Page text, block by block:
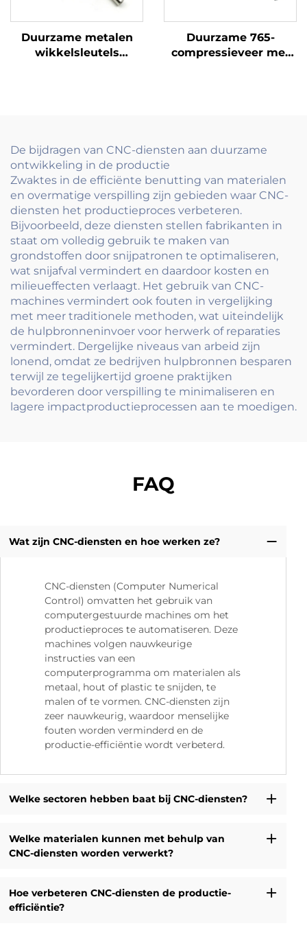
Duurzame metalen
wikkelsleutels
Duurzame 765-
compressieveer met
De bijdragen van CNC-diensten aan duurzame
ontwikkeling in de productie
Zwaktes in de efficiënte benutting van materialen
en overmatige verspilling zijn gebieden waar CNC-
diensten het productieproces verbeteren.
Bijvoorbeeld, deze diensten stellen fabrikanten in
staat om volledig gebruik te maken van
grondstoffen door snijpatronen te optimaliseren,
wat snijafval vermindert en daardoor kosten en
milieueffecten verlaagt. Het gebruik van CNC-
machines vermindert ook fouten in vergelijking
met meer traditionele methoden, wat uiteindelijk
de hulpbronneninvoer voor herwerk of reparaties
vermindert. Dergelijke niveaus van arbeid zijn
lonend, omdat ze bedrijven hulpbronnen besparen
terwijl ze tegelijkertijd groene praktijken
bevorderen door verspilling te minimaliseren en
lagere impactproductieprocessen aan te moedigen.
FAQ
Wat zijn CNC-diensten en hoe werken ze?
CNC-diensten (Computer Numerical
Control) omvatten het gebruik van
computergestuurde machines om het
productieproces te automatiseren. Deze
machines volgen nauwkeurige
instructies van een
computerprogramma om materialen als
metaal, hout of plastic te snijden, te
malen of te vormen. CNC-diensten zijn
zeer nauwkeurig, waardoor menselijke
fouten worden verminderd en de
productie-efficiëntie wordt verbeterd.
Welke sectoren hebben baat bij CNC-diensten?
Welke materialen kunnen met behulp van
CNC-diensten worden verwerkt?
Hoe verbeteren CNC-diensten de productie-
efficiëntie?